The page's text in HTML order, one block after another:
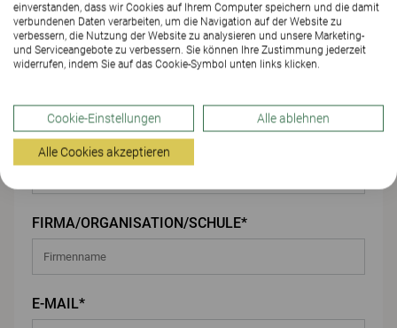
Ihre Angaben
VORNAME*
NACHNAME*
FIRMA/ORGANISATION/SCHULE*
E-MAIL*
einverstanden, dass wir Cookies auf Ihrem Computer speichern und die damit
verbundenen Daten verarbeiten, um die Navigation auf der Website zu
verbessern, die Nutzung der Website zu analysieren und unsere Marketing-
und Serviceangebote zu verbessern. Sie können Ihre Zustimmung jederzeit
widerrufen, indem Sie auf das Cookie-Symbol unten links klicken.
Cookie-Einstellungen Alle ablehnen
Alle Cookies akzeptieren